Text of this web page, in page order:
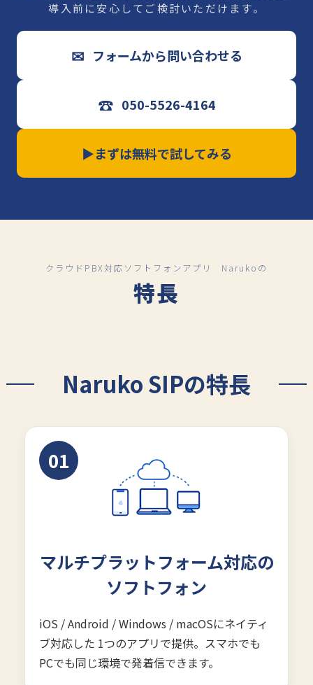
導入前に安心してご検討いただけます。
✉ フォームから問い合わせる
☎ 050-5526-4164
▶まずは無料で試してみる
クラウドPBX対応ソフトフォンアプリ Narukoの
特長
Naruko SIPの特長
01
マルチプラットフォーム対応の
ソフトフォン
iOS / Android / Windows / macOSにネイティ
ブ対応した 1つのアプリで提供。スマホでも
PCでも同じ環境で発着信できます。